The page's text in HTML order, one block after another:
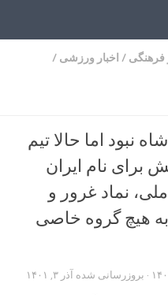
فرهنگی / اخبار ورزشی /
نبود اما حالا تیم
نام ایران
نماد غرور و
هیچ گروه خاصی
· بروزرسانی شده آذر ۳, ۱۴۰۱